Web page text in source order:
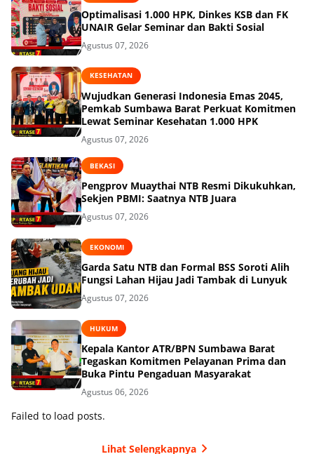
Optimalisasi 1.000 HPK, Dinkes KSB dan FK
UNAIR Gelar Seminar dan Bakti Sosial
Agustus 07, 2026
KESEHATAN
Wujudkan Generasi Indonesia Emas 2045,
Pemkab Sumbawa Barat Perkuat Komitmen
Lewat Seminar Kesehatan 1.000 HPK
Agustus 07, 2026
BEKASI
Pengprov Muaythai NTB Resmi Dikukuhkan,
Sekjen PBMI: Saatnya NTB Juara
Agustus 07, 2026
EKONOMI
Garda Satu NTB dan Formal BSS Soroti Alih
Fungsi Lahan Hijau Jadi Tambak di Lunyuk
Agustus 07, 2026
HUKUM
Kepala Kantor ATR/BPN Sumbawa Barat
Tegaskan Komitmen Pelayanan Prima dan
Buka Pintu Pengaduan Masyarakat
Agustus 06, 2026
Failed to load posts.
Lihat Selengkapnya